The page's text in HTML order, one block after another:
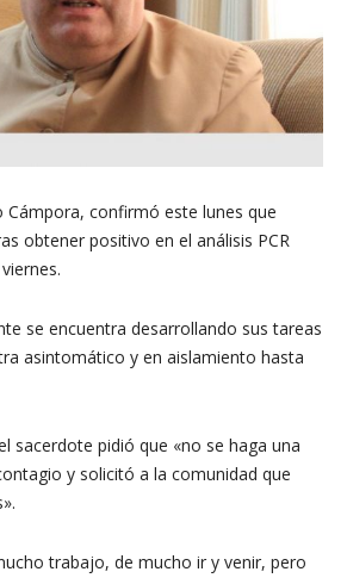
Cámpora, confirmó este lunes que
obtener positivo en el análisis PCR
se encuentra desarrollando sus tareas
asintomático y en aislamiento hasta
sacerdote pidió que «no se haga una
y solicitó a la comunidad que
trabajo, de mucho ir y venir, pero